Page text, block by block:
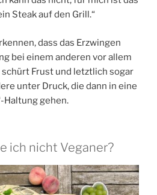
Steak auf den Grill.“
dass das Erzwingen
bei einem anderen vor allem
Frust und letztlich sogar
unter Druck, die dann in eine
Haltung gehen.
ich nicht Veganer?